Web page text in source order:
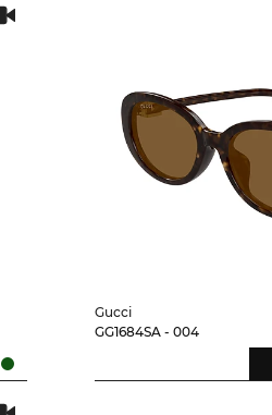
Gucci
GG1684SA - 004